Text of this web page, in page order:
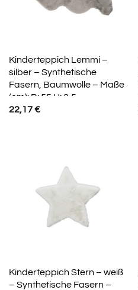
Kinderteppich Lemmi –
silber – Synthetische
Fasern, Baumwolle – Maße
(cm): B: 55 H: 2,5
22,17€
Kinderteppich Stern – weiß
– Synthetische Fasern –